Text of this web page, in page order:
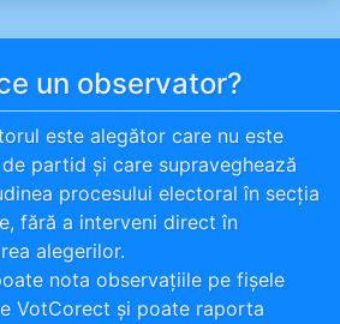
un observator?
este alegător care nu este
partid și care supraveghează
procesului electoral în secția
fără a interveni direct în
alegerilor.
nota observațiile pe fișele
VotCorect și poate raporta